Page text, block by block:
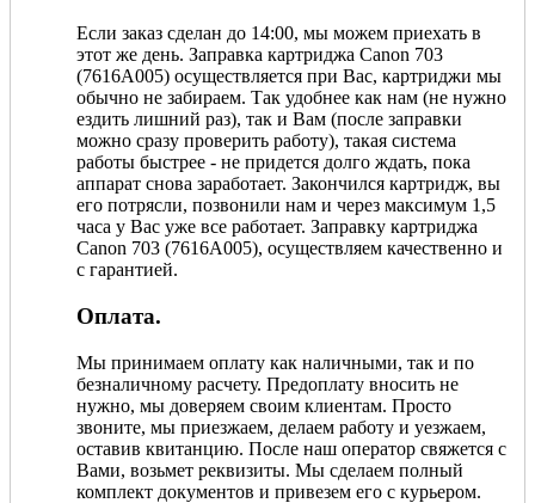
Если заказ сделан до 14:00, мы можем приехать в
этот же день. Заправка картриджа Canon 703
(7616A005) осуществляется при Вас, картриджи мы
обычно не забираем. Так удобнее как нам (не нужно
ездить лишний раз), так и Вам (после заправки
можно сразу проверить работу), такая система
работы быстрее - не придется долго ждать, пока
аппарат снова заработает. Закончился картридж, вы
его потрясли, позвонили нам и через максимум 1,5
часа у Вас уже все работает. Заправку картриджа
Canon 703 (7616A005), осуществляем качественно и
с гарантией.
Оплата.
Мы принимаем оплату как наличными, так и по
безналичному расчету. Предоплату вносить не
нужно, мы доверяем своим клиентам. Просто
звоните, мы приезжаем, делаем работу и уезжаем,
оставив квитанцию. После наш оператор свяжется с
Вами, возьмет реквизиты. Мы сделаем полный
комплект документов и привезем его с курьером.